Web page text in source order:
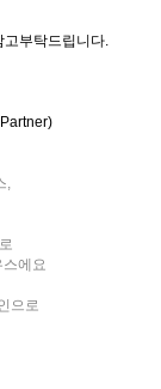
고부탁드립니다.
,
에요
으로